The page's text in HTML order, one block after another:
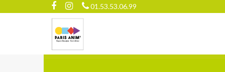
01.53.53.06.99